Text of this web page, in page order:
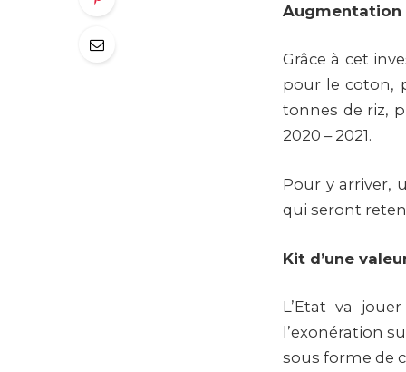
Augmentation
Grâce à cet
pour le coton,
tonnes de riz,
2020 – 2021.
Pour y arriver,
qui seront
Kit d’une
L’Etat va
l’exonération
sous forme de